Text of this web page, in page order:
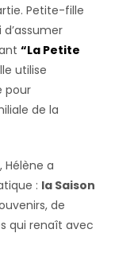
Petite-fille
“La Petite
utilise
pour
de la
a
: la Saison
de
qui renaît avec